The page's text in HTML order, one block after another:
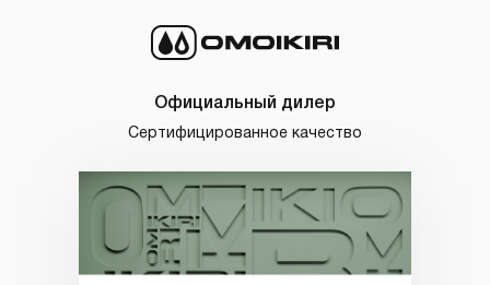
Официальный дилер
Сертифицированное качество